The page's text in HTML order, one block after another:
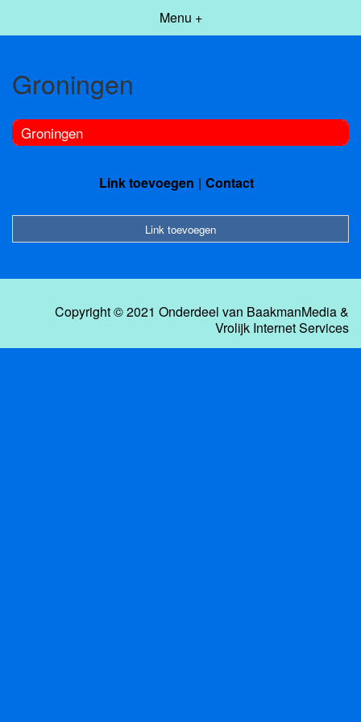
Menu +
Groningen
Groningen
Link toevoegen Contact
Link toevoegen
Copyright © 2021 Onderdeel van BaakmanMedia&
Vrolijk Internet Services